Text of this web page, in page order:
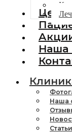
Цены
Наша
Наша
Статьи